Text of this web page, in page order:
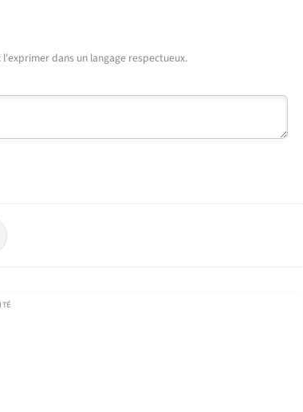
dans un langage respectueux.